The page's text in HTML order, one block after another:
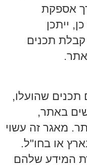
אספקת
ייתכן
תכנים
תכנים שהועלו,
באתר,
מאגר זה עשוי
או בחו"ל.
המידע שלהם